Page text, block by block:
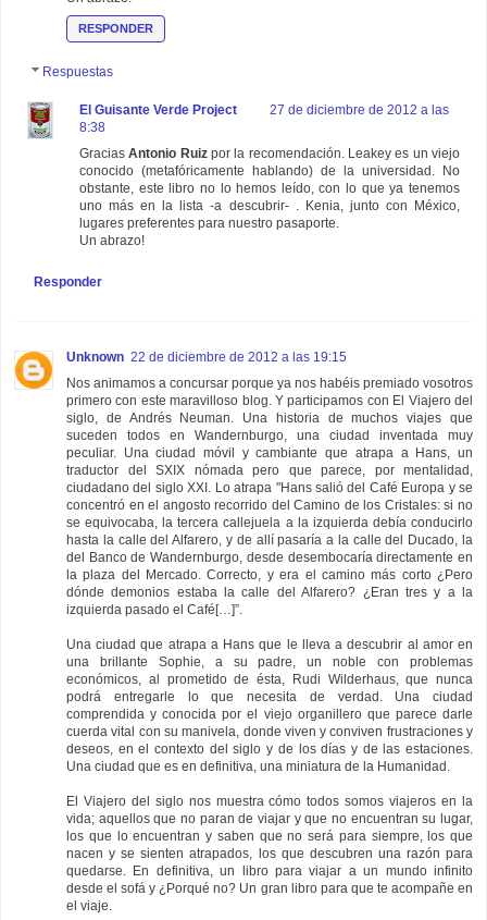
RESPONDER
Respuestas
El Guisante Verde Project
27 de diciembre de 2012 a las
8:38
GraciasAntonio Ruizpor la recomendación. Leakey es un viejo
conocido (metafóricamente hablando) de la universidad. No
obstante, este libro no lo hemos leído, con lo que ya tenemos
uno más en la lista -a descubrir- . Kenia, junto con México,
lugares preferentes para nuestro pasaporte.
Un abrazo!
Responder
Unknown 22 de diciembre de 2012 a las 19:15
Nos animamos a concursar porque ya nos habéis premiado vosotros
primero con este maravilloso blog. Y participamos con El Viajero del
siglo, de Andrés Neuman. Una historia de muchos viajes que
suceden todos en Wandernburgo, una ciudad inventada muy
peculiar. Una ciudad móvil y cambiante que atrapa a Hans, un
traductor del SXIX nómada pero que parece, por mentalidad,
ciudadano del siglo XXI. Lo atrapa "Hans salió del Café Europa y se
concentró en el angosto recorrido del Camino de los Cristales: si no
se equivocaba, la tercera callejuela a la izquierda debía conducirlo
hasta la calle del Alfarero, y de allí pasaría a la calle del Ducado, la
del Banco de Wandernburgo, desde desembocaría directamente en
la plaza del Mercado. Correcto, y era el camino más corto ¿Pero
dónde demonios estaba la calle del Alfarero? ¿Eran tres y a la
izquierda pasado el Café[…]”.
Una ciudad que atrapa a Hans que le lleva a descubrir al amor en
una brillante Sophie, a su padre, un noble con problemas
económicos, al prometido de ésta, Rudi Wilderhaus, que nunca
podrá entregarle lo que necesita de verdad. Una ciudad
comprendida y conocida por el viejo organillero que parece darle
cuerda vital con su manivela, donde viven y conviven frustraciones y
deseos, en el contexto del siglo y de los días y de las estaciones.
Una ciudad que es en definitiva, una miniatura de la Humanidad.
El Viajero del siglo nos muestra cómo todos somos viajeros en la
vida; aquellos que no paran de viajar y que no encuentran su lugar,
los que lo encuentran y saben que no será para siempre, los que
nacen y se sienten atrapados, los que descubren una razón para
quedarse. En definitiva, un libro para viajar a un mundo infinito
desde el sofá y ¿Porqué no? Un gran libro para que te acompañe en
el viaje.